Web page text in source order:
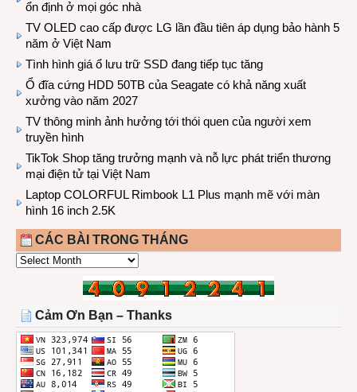
ổn định ở mọi góc nhà
TV OLED cao cấp được LG lần đầu tiên áp dụng bảo hành 5
năm ở Việt Nam
Tình hình giá ổ lưu trữ SSD đang tiếp tục tăng
Ổ đĩa cứng HDD 50TB của Seagate có khả năng xuất
xưởng vào năm 2027
TV thông minh ảnh hưởng tới thói quen của người xem
truyền hình
TikTok Shop tăng trưởng mạnh và nỗ lực phát triển thương
mại điện tử tại Việt Nam
Laptop COLORFUL Rimbook L1 Plus mạnh mẽ với màn
hình 16 inch 2.5K
CÁC BÀI TRONG THÁNG
CÁC
THÁNG
Cảm Ơn Bạn – Thanks